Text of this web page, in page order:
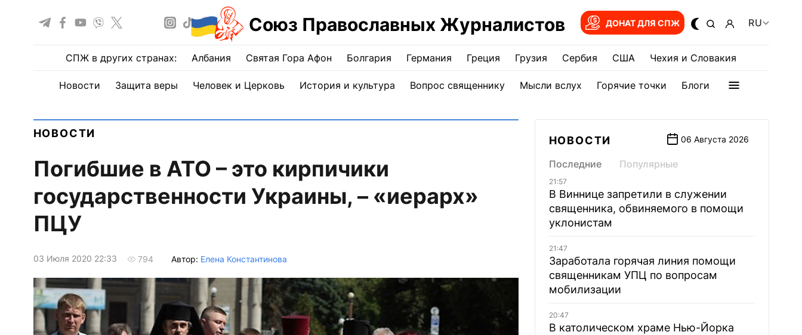
Союз Православных Журналистов ДОНАТ ДЛЯ СПЖ RU
СПЖ в других странах: Албания Святая Гора Афон Болгария Германия Греция Грузия Сербия США Чехия и Словакия
Новости Защита веры Человек и Церковь История и культура Вопрос священнику Мысли вслух Горячие точки Блоги
НОВОСТИ
Погибшие в АТО – это кирпичики
государственности Украины, – «иерарх»
ПЦУ
03 Июля 2020 22:33 794 Автор: Елена Константинова
НОВОСТИ 06 Августа 2026
Последние Популярные
21:57
В Виннице запретили в служении
священника, обвиняемого в помощи
уклонистам
21:47
Заработала горячая линия помощи
священникам УПЦ по вопросам
мобилизации
20:47
В католическом храме Нью-Йорка